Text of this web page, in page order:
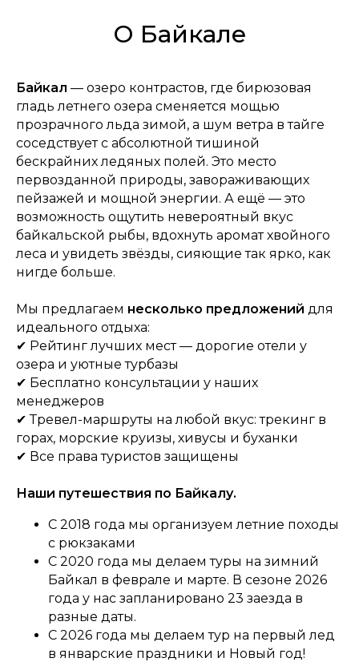
О Байкале
Байкал — озеро контрастов, где бирюзовая
гладь летнего озера сменяется мощью
прозрачного льда зимой, а шум ветра в тайге
соседствует с абсолютной тишиной
бескрайних ледяных полей. Это место
первозданной природы, завораживающих
пейзажей и мощной энергии. А ещё — это
возможность ощутить невероятный вкус
байкальской рыбы, вдохнуть аромат хвойного
леса и увидеть звёзды, сияющие так ярко, как
нигде больше.
Мы предлагаем несколько предложений для
идеального отдыха:
✔ Рейтинг лучших мест — дорогие отели у
озера и уютные турбазы
✔ Бесплатно консультации у наших
менеджеров
✔ Тревел-маршруты на любой вкус: трекинг в
горах, морские круизы, хивусы и буханки
✔ Все права туристов защищены
Наши путешествия по Байкалу.
С 2018 года мы организуем летние походы
с рюкзаками
С 2020 года мы делаем туры на зимний
Байкал в феврале и марте. В сезоне 2026
года у нас запланировано 23 заезда в
разные даты.
С 2026 года мы делаем тур на первый лед
в январские праздники и Новый год!